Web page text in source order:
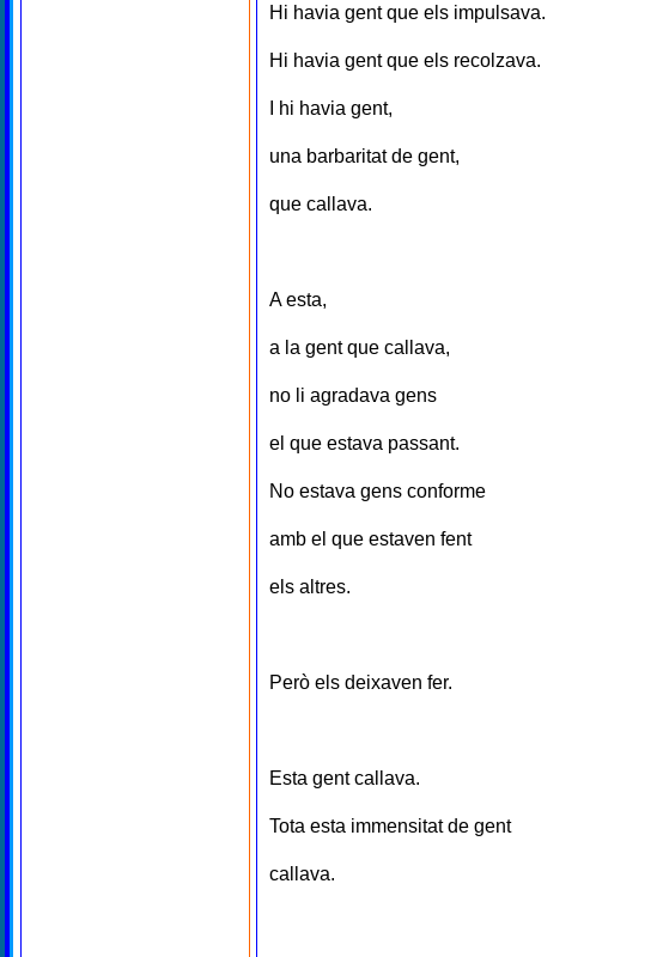
Hi havia gent que els impulsava.
Hi havia gent que els recolzava.
I hi havia gent,
una barbaritat de gent,
que callava.
A esta,
a la gent que callava,
no li agradava gens
el que estava passant.
No estava gens conforme
amb el que estaven fent
els altres.
Però els deixaven fer.
Esta gent callava.
Tota esta immensitat de gent
callava.